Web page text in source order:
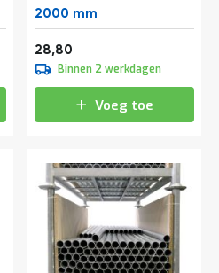
2000 mm
28,80
Binnen 2 werkdagen
Voeg toe